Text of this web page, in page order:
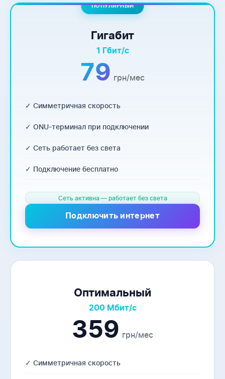
ПОПУЛЯРНЫЙ
Гигабит
1 Гбит/с
79 грн/мес
✓ Симметричная скорость
✓ ONU-терминал при подключении
✓ Сеть работает без света
✓ Подключение бесплатно
Сеть активна — работает без света
Подключить интернет
Оптимальный
200 Мбит/с
359 грн/мес
✓ Симметричная скорость